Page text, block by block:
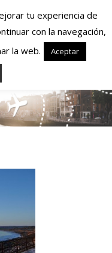
en
en
y trabajan en
tu experiencia de
con la navegación,
la web.
Aceptar